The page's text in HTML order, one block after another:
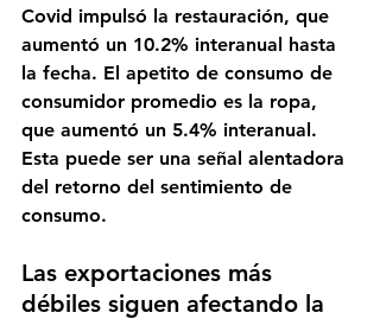
Covid impulsó la restauración, que
aumentó un 10.2% interanual hasta
la fecha. El apetito de consumo de
consumidor promedio es la ropa,
que aumentó un 5.4% interanual.
Esta puede ser una señal alentadora
del retorno del sentimiento de
consumo.
Las exportaciones más
débiles siguen afectando la